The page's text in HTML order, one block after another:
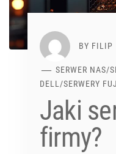
BY FILIP
SERWER NAS/
DELL /SERWERY
Jaki
firmy?